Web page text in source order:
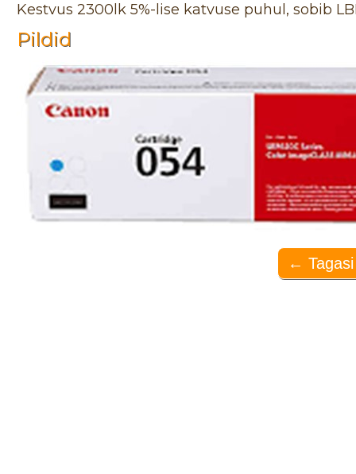
Kestvus 2300lk 5%-lise katvuse puhul, sobib
Pildid